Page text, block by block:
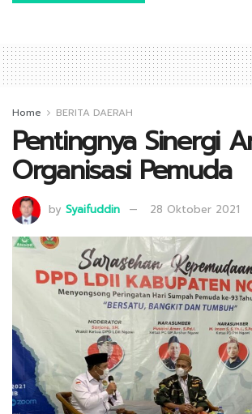
Home BERITA DAERAH
Pentingnya Sinergi
Organisasi Pemuda
by Syaifuddin 28 Oktober 2021